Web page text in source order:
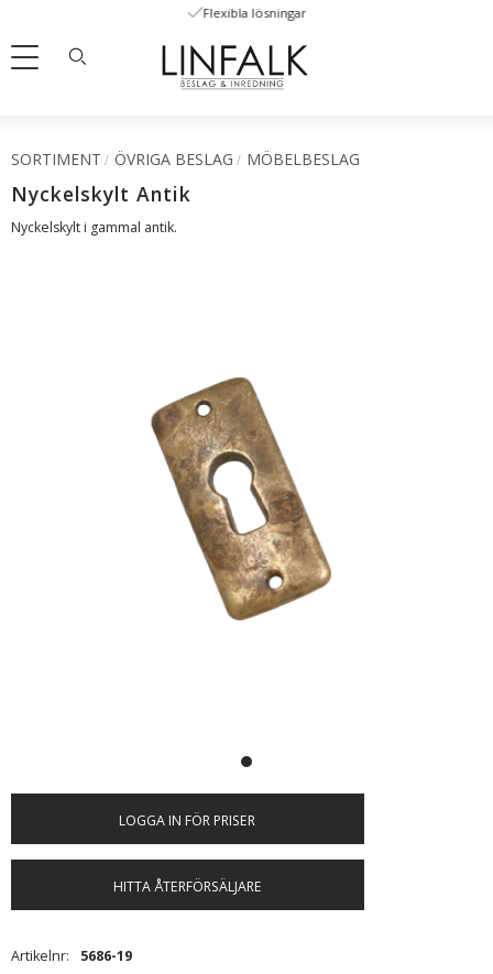
Meny
Flexibla lösningar
SORTIMENT ÖVRIGA BESLAG MÖBELBESLAG
Nyckelskylt Antik
Nyckelskylt i gammal antik.
LOGGA IN FÖR PRISER
HITTA ÅTERFÖRSÄLJARE
Artikelnr 5686-19